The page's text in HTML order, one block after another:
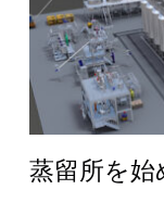
蒸留所を